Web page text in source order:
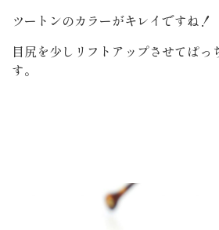
ツートンのカラーがキレイですね！
目尻を少しリフトアップさせてぱっ
す。